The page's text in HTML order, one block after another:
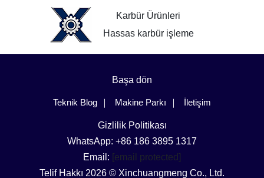
Karbür Ürünleri
Hassas karbür işleme
Başa dön
Teknik Blog Makine Parkı İletişim
Gizlilik Politikası
WhatsApp: +86 186 3895 1317
Email: [email protected]
Telif Hakkı 2026 © Xinchuangmeng Co., Ltd.